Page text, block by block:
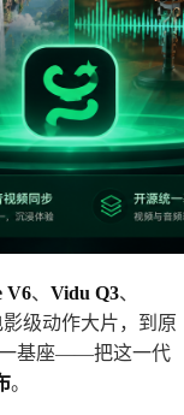
V6、 Vidu Q3、
级动作大片，到原
一基座——把这一代
。